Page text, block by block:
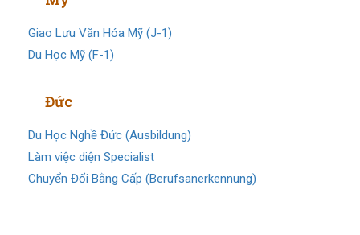
Giao Lưu Văn Hóa Mỹ (J-1)
Du Học Mỹ (F-1)
Đức
Du Học Nghề Đức (Ausbildung)
Làm việc diện Specialist
Chuyển Đổi Bằng Cấp (Berufsanerkennung)